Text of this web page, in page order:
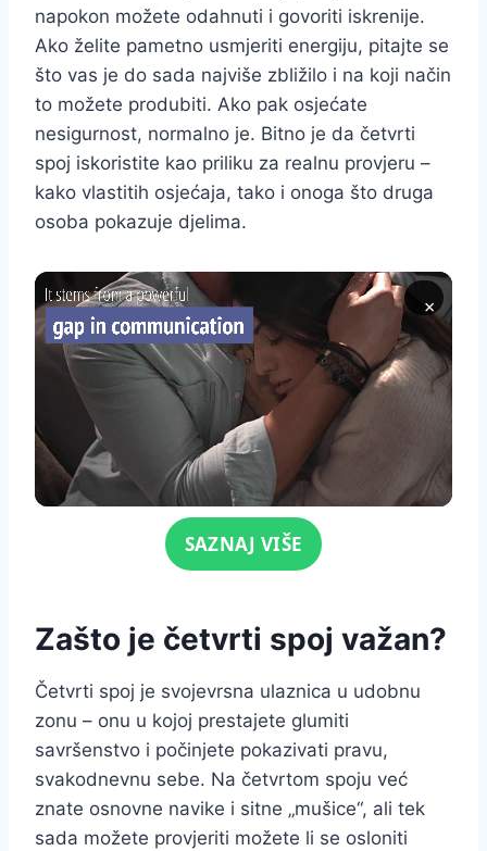
napokon možete odahnuti i govoriti iskrenije.
Ako želite pametno usmjeriti energiju, pitajte se
što vas je do sada najviše zbližilo i na koji način
to možete produbiti. Ako pak osjećate
nesigurnost, normalno je. Bitno je da četvrti
spoj iskoristite kao priliku za realnu provjeru –
kako vlastitih osjećaja, tako i onoga što druga
osoba pokazuje djelima.
×
Click for soundSAZNAJ VIŠE
Zašto je četvrti spoj važan?
Četvrti spoj je svojevrsna ulaznica u udobnu
zonu – onu u kojoj prestajete glumiti
savršenstvo i počinjete pokazivati pravu,
svakodnevnu sebe. Na četvrtom spoju već
znate osnovne navike i sitne „mušice“, ali tek
sada možete provjeriti možete li se osloniti